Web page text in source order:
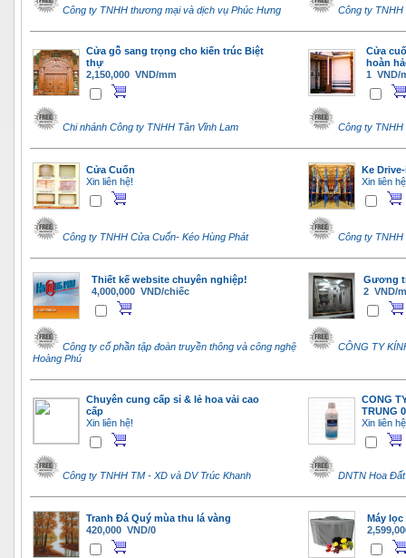
Công ty TNHH thương mại và dịch vụ Phúc Hưng Công ty TNHH
Cửa gỗ sang trọng cho kiến trúc Biệt
thự
2,150,000 VND/mm
Chi nhánh Công ty TNHH Tân Vĩnh Lam
Cửa
hoàn
1 VND/
Công ty
Cửa Cuốn
Xin liên hệ!
Công ty TNHH Cửa Cuốn- Kéo Hùng Phát
Ke
Xin liên
Công ty TNHH
Thiết kế website chuyên nghiệp!
4,000,000 VND/chiếc
Công ty cổ phần tập đoàn truyền thông và công nghệ
Hoàng Phú
Gương
2 VND/
CÔNG TY
Chuyên cung cấp sỉ & lẻ hoa vải cao
cấp
Xin liên hệ!
Công ty TNHH TM - XD và DV Trúc Khanh
CONG
TRUNG
Xin liên
DNTN Hoa Đất
Tranh Đá Quý mùa thu lá vàng
420,000 VND/0
Máy